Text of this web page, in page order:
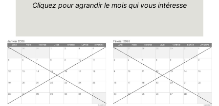
Cliquez pour agrandir le mois qui vous intéresse